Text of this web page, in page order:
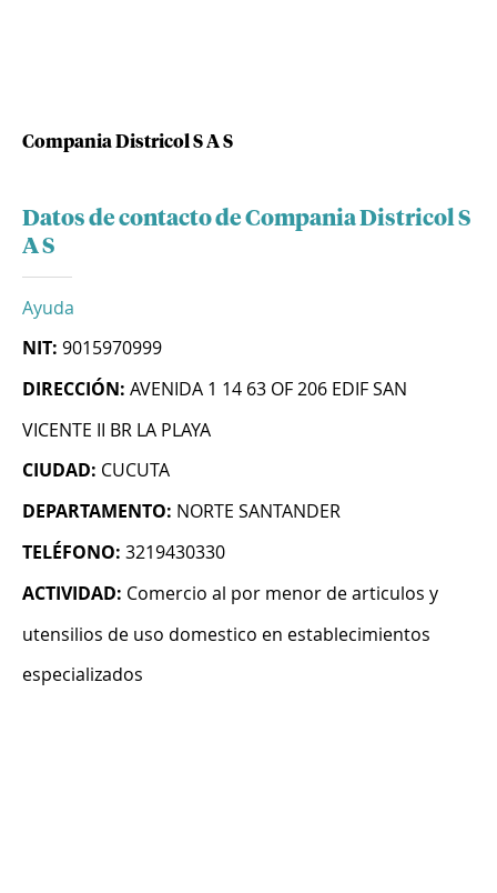
Compania Districol S A S
Datos de contacto de Compania Districol S
A S
Ayuda
NIT: 9015970999
DIRECCIÓN: AVENIDA 1 14 63 OF 206 EDIF SAN
VICENTE II BR LA PLAYA
CIUDAD: CUCUTA
DEPARTAMENTO: NORTE SANTANDER
TELÉFONO: 3219430330
ACTIVIDAD: Comercio al por menor de articulos y
utensilios de uso domestico en establecimientos
especializados